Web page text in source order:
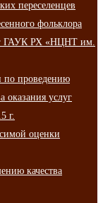
переселенцев
фольклора
ГАУК РХ «НЦНТ им.
по проведению
оказания услуг
г.
оценки
качества